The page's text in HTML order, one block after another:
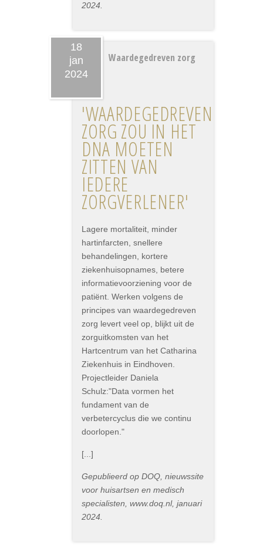
2024.
18
jan
2024
Waardegedreven zorg
'WAARDEGEDREVEN
ZORG ZOU IN HET
DNA MOETEN
ZITTEN VAN
IEDERE
ZORGVERLENER'
Lagere mortaliteit, minder
hartinfarcten, snellere
behandelingen, kortere
ziekenhuisopnames, betere
informatievoorziening voor de
patiënt. Werken volgens de
principes van waardegedreven
zorg levert veel op, blijkt uit de
zorguitkomsten van het
Hartcentrum van het Catharina
Ziekenhuis in Eindhoven.
Projectleider Daniela
Schulz:"Data vormen het
fundament van de
verbetercyclus die we continu
doorlopen."
[...]
Gepublieerd op DOQ, nieuwssite
voor huisartsen en medisch
specialisten, www.doq.nl, januari
2024.